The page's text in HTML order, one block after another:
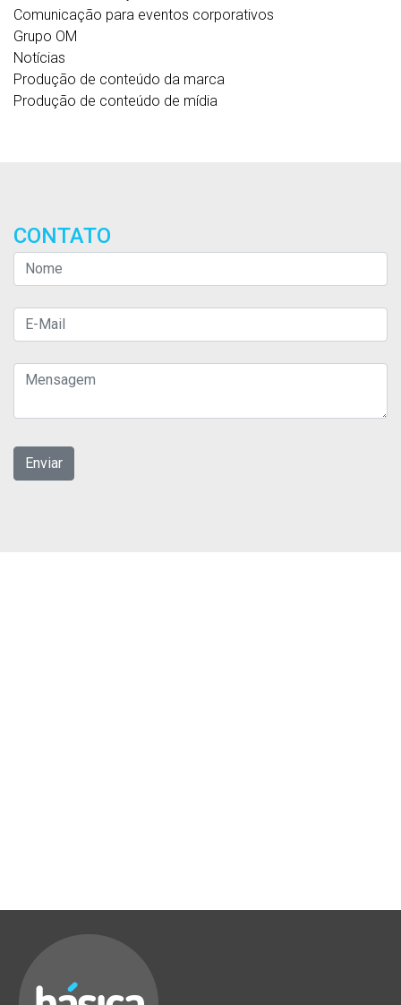
Comunicação para eventos corporativos
Grupo OM
Notícias
Produção de conteúdo da marca
Produção de conteúdo de mídia
CONTATO